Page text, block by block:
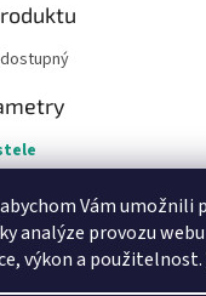
Vám umožnili
analýze provozu
výkon a použitelnost.